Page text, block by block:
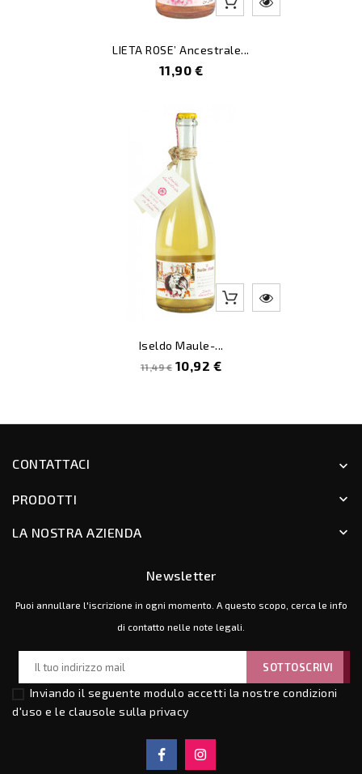
LIETA ROSE’ Ancestrale...
Prezzo
11,90 €
Iseldo Maule-...
Prezzo
11,49 € Prezzo
10,92 €
CONTATTACI keyboard_arrow_down
PRODOTTI keyboard_arrow_down
LA NOSTRA AZIENDA keyboard_arrow_down
Newsletter
Puoi annullare l'iscrizione in ogni momento. A questo scopo, cerca le info
di contatto nelle note legali.
Inviando il seguente modulo accetti la nostre condizioni
d'uso e le clausole sulla privacy